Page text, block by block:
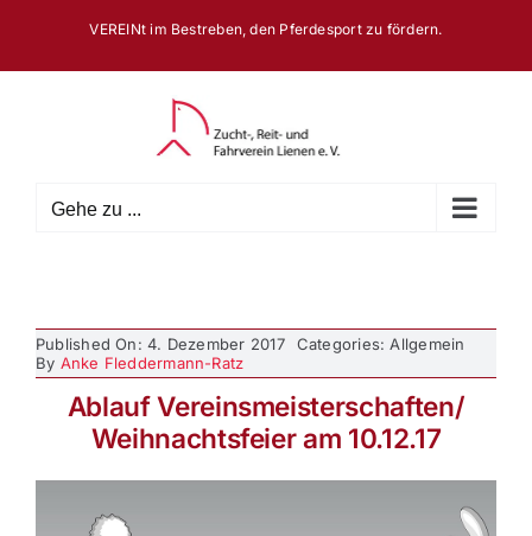
springen
VEREINt im Bestreben, den Pferdesport zu fördern.
Gehe zu ...
Published On: 4. Dezember 2017
Categories: Allgemein
By Anke Fleddermann-Ratz
Ablauf Vereinsmeisterschaften/
Weihnachtsfeier am 10.12.17